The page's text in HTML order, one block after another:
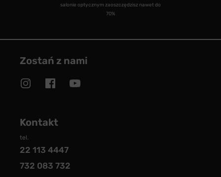
salonie optycznym zaoszczędzisz nawet do
70%
Zostań z nami
Kontakt
tel.
22 113 4447
732 083 732